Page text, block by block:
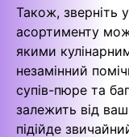
Також, зверніть
асортименту
якими
незамінний
супів-пюре та
залежить від
підійде